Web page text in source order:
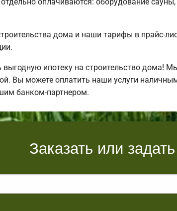
дома и наши тарифы в прайс-
ипотеку на строительство дома!
Вы можете оплатить наши услуги
банком-партнером.
Заказать или